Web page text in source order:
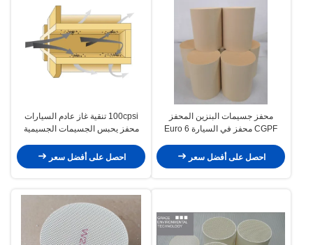
محفز جسيمات البنزين المحفز
CGPF محفز في السيارة Euro 6
احصل على أفضل سعر
100cpsi تنقية غاز عادم السيارات
محفز يحبس الجسيمات الجسيمية
احصل على أفضل سعر